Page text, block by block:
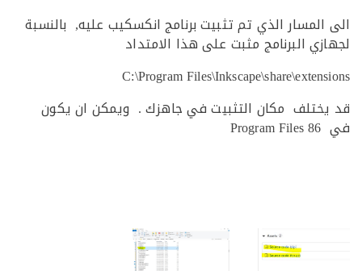
الذي تم تثبيت برنامج انكسكيب عليه, بالنسبة
البرنامج مثبت على هذا الامتداد
C:\Program
مكان التثبيت في جاهزك . ويمكن ان يكون